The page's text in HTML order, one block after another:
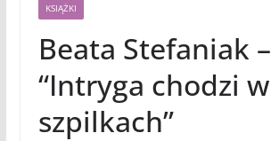
KSIĄŻKI
Beata Stefaniak –
“Intryga chodzi w
szpilkach”